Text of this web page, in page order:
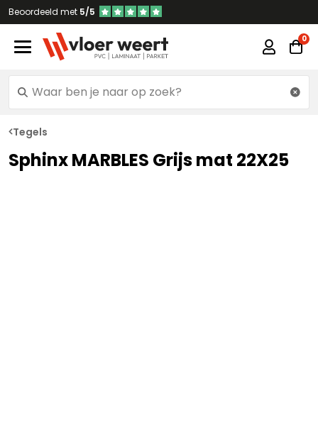
Beoordeeld met 5/5
Tegels
Sphinx MARBLES Grijs mat 22X25